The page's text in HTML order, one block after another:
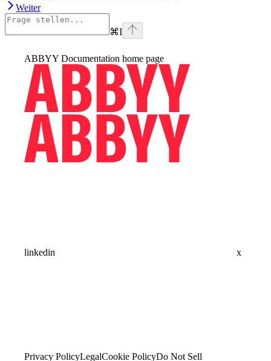
Weiter
⌘I
ABBYY Documentation home page
linkedin x
Privacy PolicyLegalCookie PolicyDo Not Sell